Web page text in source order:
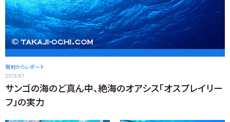
現地からレポート
2013.9.1
サンゴの海のど真ん中、絶海のオアシス「オスプレイリー
フ」の実力